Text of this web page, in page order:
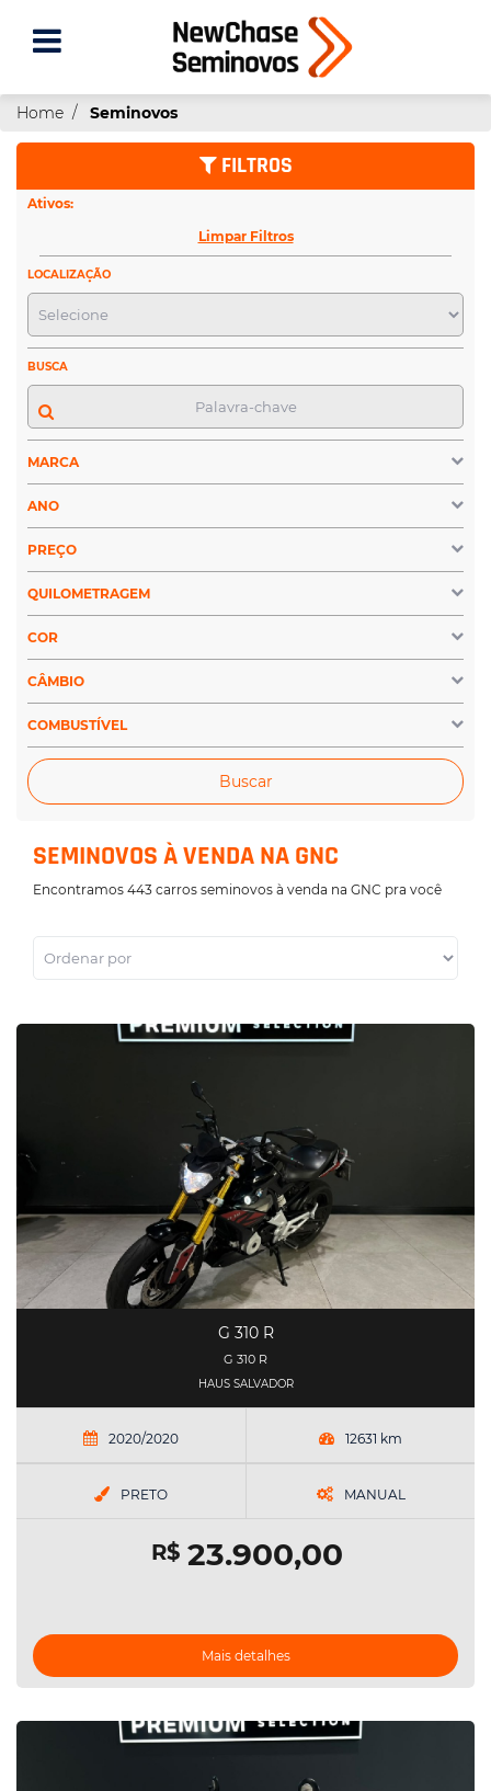
Home Seminovos
FILTROS
Ativos:
Limpar Filtros
LOCALIZAÇÃO
BUSCA
MARCA
ANO
PREÇO
QUILOMETRAGEM
COR
CÂMBIO
COMBUSTÍVEL
Buscar
SEMINOVOS À VENDA NA GNC
Encontramos 443 carros seminovos à venda na GNC pra você
G 310 R
G 310 R
HAUS SALVADOR
2020/2020 12631 km
PRETO MANUAL
R$23.900,00
Mais detalhes